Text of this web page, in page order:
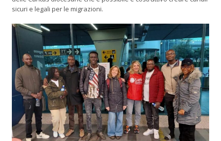
sicuri e legali per le migrazioni.